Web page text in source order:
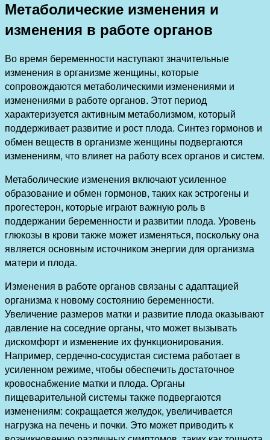
Метаболические изменения и
изменения в работе органов
Во время беременности наступают значительные
изменения в организме женщины, которые
сопровождаются метаболическими изменениями и
изменениями в работе органов. Этот период
характеризуется активным метаболизмом, который
поддерживает развитие и рост плода. Синтез гормонов и
обмен веществ в организме женщины подвергаются
изменениям, что влияет на работу всех органов и систем.
Метаболические изменения включают усиленное
образование и обмен гормонов, таких как эстрогены и
прогестерон, которые играют важную роль в
поддержании беременности и развитии плода. Уровень
глюкозы в крови также может изменяться, поскольку она
является основным источником энергии для организма
матери и плода.
Изменения в работе органов связаны с адаптацией
организма к новому состоянию беременности.
Увеличение размеров матки и развитие плода оказывают
давление на соседние органы, что может вызывать
дискомфорт и изменение их функционирования.
Например, сердечно-сосудистая система работает в
усиленном режиме, чтобы обеспечить достаточное
кровоснабжение матки и плода. Органы
пищеварительной системы также подвергаются
изменениям: сокращается желудок, увеличивается
нагрузка на печень и почки. Это может приводить к